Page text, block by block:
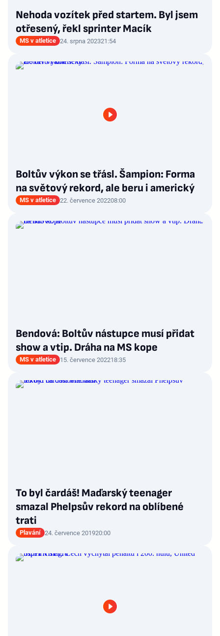
Nehoda vozítek před startem. Byl jsem
otřesený, řekl sprinter Macík
MS v atletice 24. srpna 202321:54
Boltův výkon se třásl. Šampion: Forma
na světový rekord, ale beru i americký
MS v atletice 22. července 202208:00
Bendová: Boltův nástupce musí přidat
show a vtip. Dráha na MS kope
MS v atletice 15. července 202218:35
To byl čardáš! Maďarský teenager
smazal Phelpsův rekord na oblíbené
trati
Plavání 24. července 201920:00